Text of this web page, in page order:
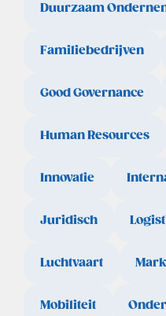
Duurzaam
Familiebedrijven
Good Governance
Human Resources
Innovatie
Juridisch
Luchtvaart
Mobiliteit